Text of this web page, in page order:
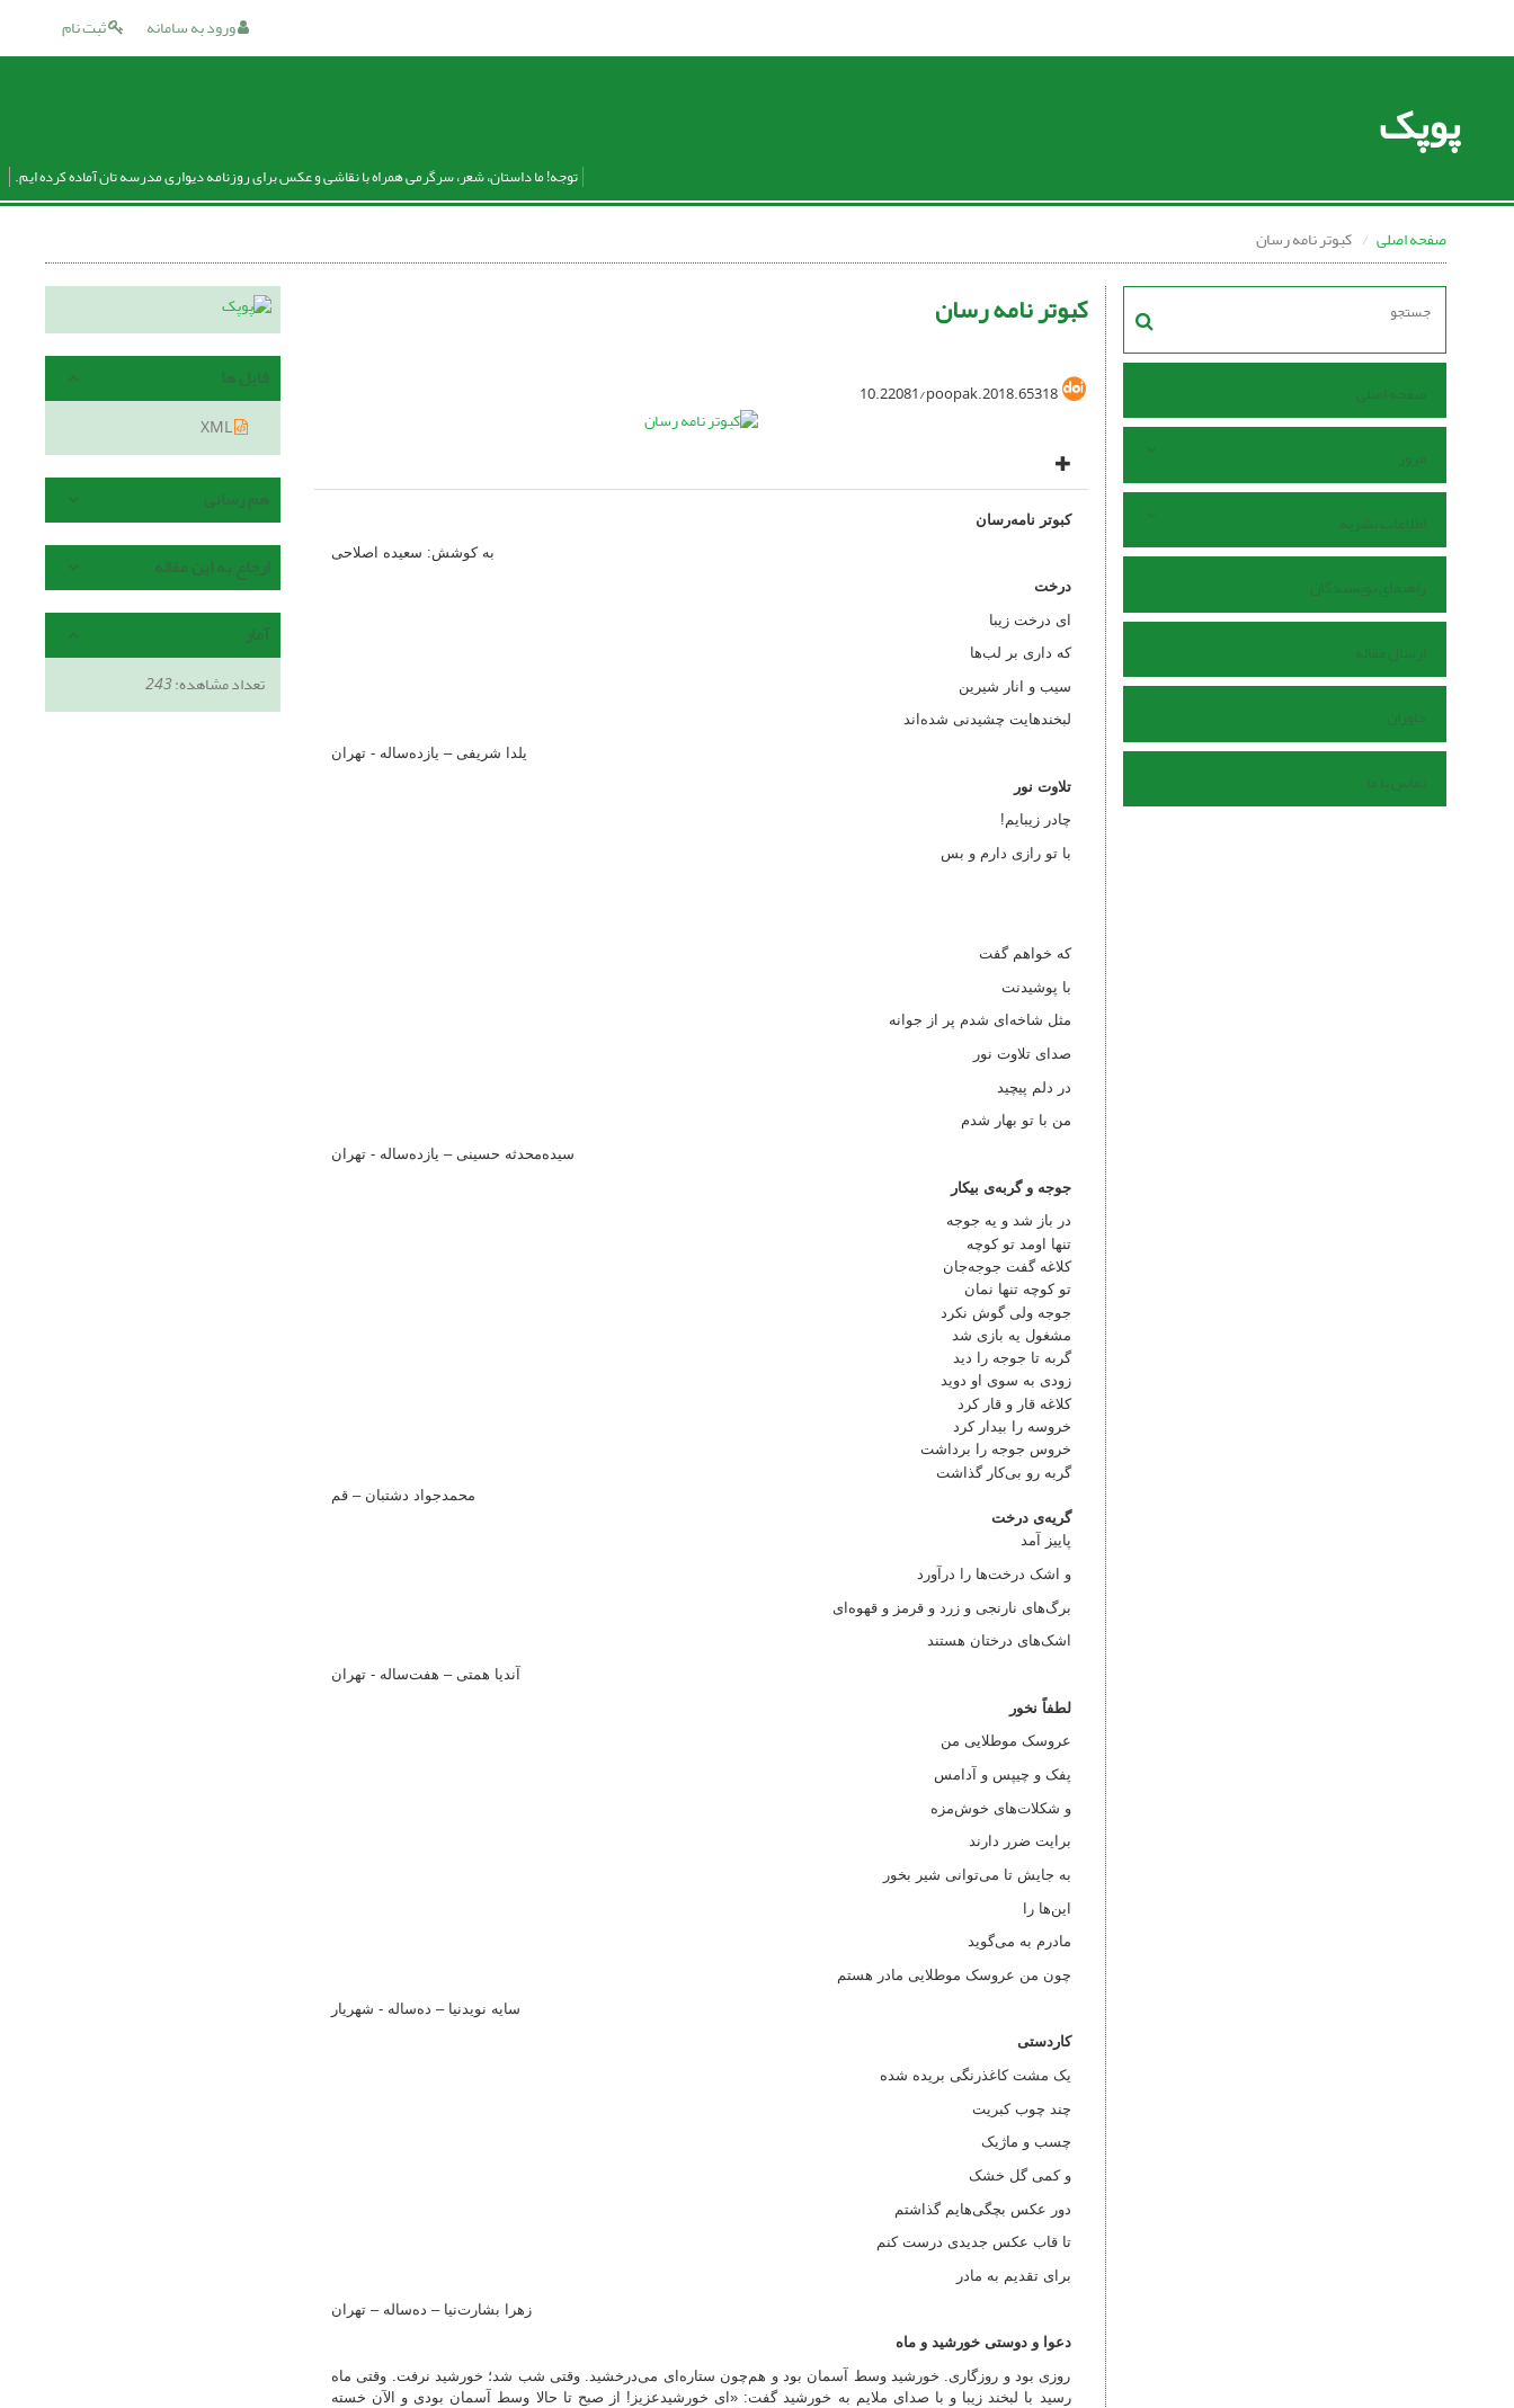
ثبت نام ورود به سامانه
پوپک
توجه! ما داستان، شعر، سرگرمی همراه با نقاشی و عکس برای روزنامه دیواری مدرسه تان آماده کرده ایم.
صفحه اصلی کبوتر نامه رسان
صفحه اصلی
مرور
اطلاعات نشریه
راهنمای نویسندگان
ارسال مقاله
داوران
تماس با ما
کبوتر نامه رسان
10.22081/poopak.2018.65318
کبوتر نامه‌رسان
به کوشش: سعیده اصلاحی
درخت
ای درخت زیبا
که داری بر لب‌ها
سیب و انار شیرین
لبخندهایت چشیدنی شده‌اند
یلدا شریفی– یازده‌ساله - تهران
تلاوت نور
چادر زیبایم!
با تو رازی دارم و بس
که خواهم گفت
با پوشیدنت
مثل شاخه‌ای شدم پر از جوانه
صدای تلاوت نور
در دلم پیچید
من با تو بهار شدم
سیده‌محدثه حسینی– یازده‌ساله - تهران
جوجه و گربه‌ی بیکار
در باز شد و یه جوجه
تنها اومد تو کوچه
کلاغه گفت جوجه‌جان
تو کوچه تنها نمان
جوجه ولی گوش نکرد
مشغول یه بازی شد
گربه تا جوجه را دید
زودی به سوی او دوید
کلاغه قار و قار کرد
خروسه را بیدار کرد
خروس جوجه را برداشت
گربه رو بی‌کار گذاشت
محمدجواد دشتبان– قم
گریه‌ی درخت
پاییز آمد
و اشک درخت‌ها را درآورد
برگ‌های نارنجی و زرد و قرمز و قهوه‌ای
اشک‌های درختان هستند
آندیا همتی– هفت‌ساله - تهران
لطفاً نخور
عروسک موطلایی من
پفک و چیپس و آدامس
و شکلات‌های خوش‌مزه
برایت ضرر دارند
به جایش تا می‌توانی شیر بخور
این‌ها را
مادرم به می‌گوید
چون من عروسک موطلایی مادر هستم
سایه نویدنیا– ده‌ساله - شهریار
کاردستی
یک مشت کاغذرنگی بریده شده
چند چوب کبریت
چسب و ماژیک
و کمی گل خشک
دور عکس بچگی‌هایم گذاشتم
تا قاب عکس جدیدی درست کنم
برای تقدیم به مادر
زهرا بشارت‌نیا– ده‌ساله– تهران
دعوا و دوستی خورشید و ماه
روزی بود و روزگاری. خورشید وسط آسمان بود و هم‌چون ستاره‌ای می‌درخشید. وقتی شب شد؛ خورشید نرفت. وقتی ماه
رسید با لبخند زیبا و با صدای ملایم به خورشید گفت: «ای خورشیدعزیز! از صبح تا حالا وسط آسمان بودی و الآن خسته
فایل ها
XML
هم رسانی
ارجاع به این مقاله
آمار
تعداد مشاهده:243